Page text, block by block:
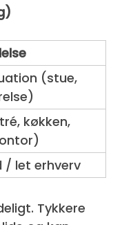
(stue,
køkken,
/ let erhverv
Tykkere